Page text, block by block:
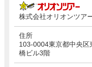
株式会社オリオンツア
住所
103-0004東京都中央
橋ビル3階